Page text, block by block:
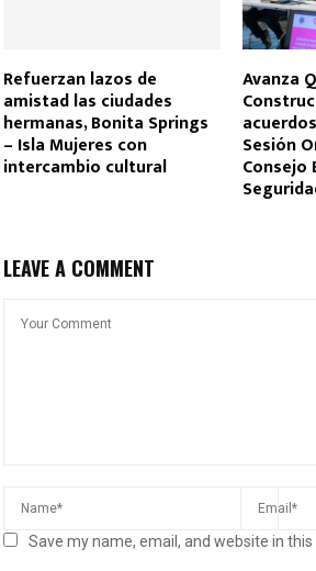
Refuerzan lazos de
amistad las ciudades
hermanas, Bonita Springs
– Isla Mujeres con
intercambio cultural
Avanza
Sesión
Consejo
LEAVE A COMMENT
Save my name, email, and website in